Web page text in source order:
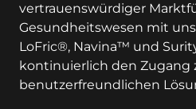
vertrauenswürdiger
Gesundheitswesen mit
LoFric®, Navina™ und
kontinuierlich den Zugang
benutzerfreundlichen